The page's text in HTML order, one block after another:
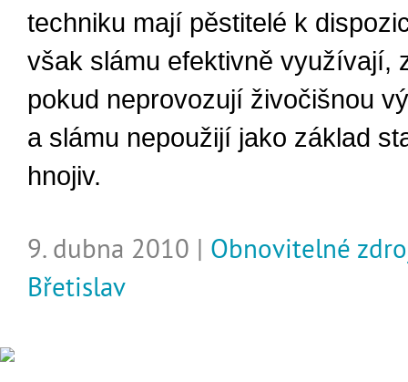
techniku mají pěstitelé k
však slámu efektivně využívají,
pokud neprovozují živočišnou
a slámu nepoužijí jako základ
hnojiv.
9. dubna 2010 | Obnovitelné
Břetislav